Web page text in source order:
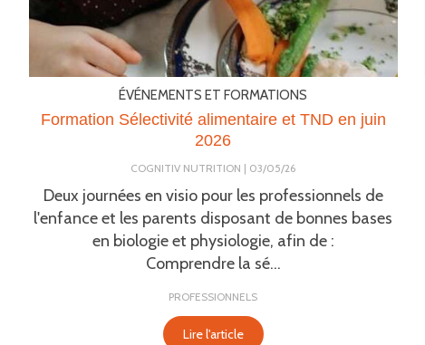
ÉVÉNEMENTS ET FORMATIONS
Formation Sélectivité alimentaire et TND en juin
2026
COGNITIV NUTRITION 03/05/26
Deux journées en visio pour les professionnels de
l'enfance et les parents disposant de bonnes bases
en biologie et physiologie, afin de :
Comprendre la sé...
PROFESSIONNELS
Lire l'article